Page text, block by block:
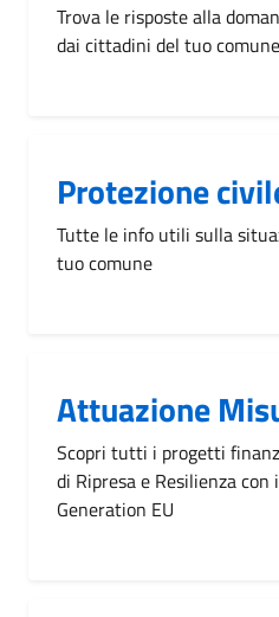
Trova le risposte alla
dai cittadini del tuo comune
Protezione
Tutte le info utili sulla
tuo comune
Attuazione
Scopri tutti i progetti
di Ripresa e Resilienza
Generation EU